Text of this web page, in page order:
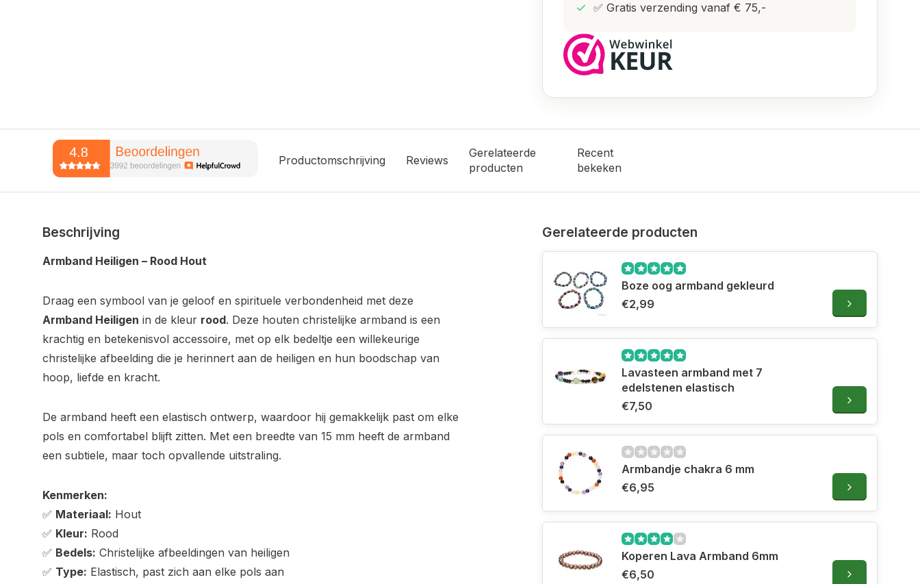
✅ Gratis verzending vanaf € 75,-
Productomschrijving Reviews
Gerelateerde
producten
Recent
bekeken
Beschrijving
Armband Heiligen – Rood Hout
Draag een symbool van je geloof en spirituele verbondenheid met deze
Armband Heiligen in de kleur rood. Deze houten christelijke armband is een
krachtig en betekenisvol accessoire, met op elk bedeltje een willekeurige
christelijke afbeelding die je herinnert aan de heiligen en hun boodschap van
hoop, liefde en kracht.
De armband heeft een elastisch ontwerp, waardoor hij gemakkelijk past om elke
pols en comfortabel blijft zitten. Met een breedte van 15 mm heeft de armband
een subtiele, maar toch opvallende uitstraling.
Kenmerken:
✅ Materiaal: Hout
✅ Kleur: Rood
✅ Bedels: Christelijke afbeeldingen van heiligen
✅ Type: Elastisch, past zich aan elke pols aan
Gerelateerde producten
Boze oog armband gekleurd
€2,99
Lavasteen armband met 7
edelstenen elastisch
€7,50
Armbandje chakra 6 mm
€6,95
Koperen Lava Armband 6mm
€6,50